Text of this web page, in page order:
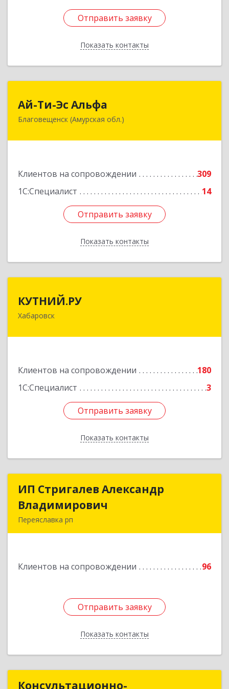
Отправить заявку
Показать контакты
Отправить заявку
Назад
Ай-Ти-Эс Альфа
Благовещенск (Амурская обл.)
Клиентов на сопровождении
309
1С:Специалист
14
Отправить заявку
Показать контакты
675000, Амурская обл, Благовещенск г, Зейская
Отправить заявку
Назад
КУТНИЙ.РУ
Хабаровск
Клиентов на сопровождении
180
1С:Специалист
3
Отправить заявку
Показать контакты
680007, Хабаровский край, Хабаровск г,
Отправить заявку
Назад
ИП Стригалев Александр
Владимирович
Переяславка рп
Клиентов на сопровождении 96
Отправить заявку
Показать контакты
ИП Стригалев Александр
Подробнее
Отправить заявку
Назад
Консультационно-Консультационно-